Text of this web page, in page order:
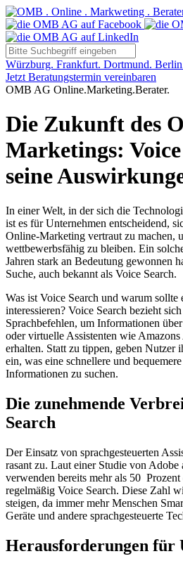
Würzburg. Frankfurt. Dortmund.
Jetzt Beratungstermin vereinbaren
OMB AG Online.Marketing.Berater.
Die Zukunft des
Marketings:
seine
In einer Welt, in der sich die
ist es für Unternehmen entscheidend,
Online-Marketing vertraut zu machen,
wettbewerbsfähig zu bleiben. Ein
Jahren stark an Bedeutung gewonnen
Suche, auch bekannt als Voice Search.
Was ist Voice Search und warum sollte
interessieren? Voice Search bezieht
Sprachbefehlen, um Informationen
oder virtuelle Assistenten wie
erhalten. Statt zu tippen, geben Nutzer
ein, was eine schnellere und
Informationen zu suchen.
Die zunehmende
Search
Der Einsatz von sprachgesteuerten
rasant zu. Laut einer Studie von Adobe
verwenden bereits mehr als 50
regelmäßig Voice Search. Diese Zahl
steigen, da immer mehr Menschen
Geräte und andere sprachgesteuerte
Herausforderungen für